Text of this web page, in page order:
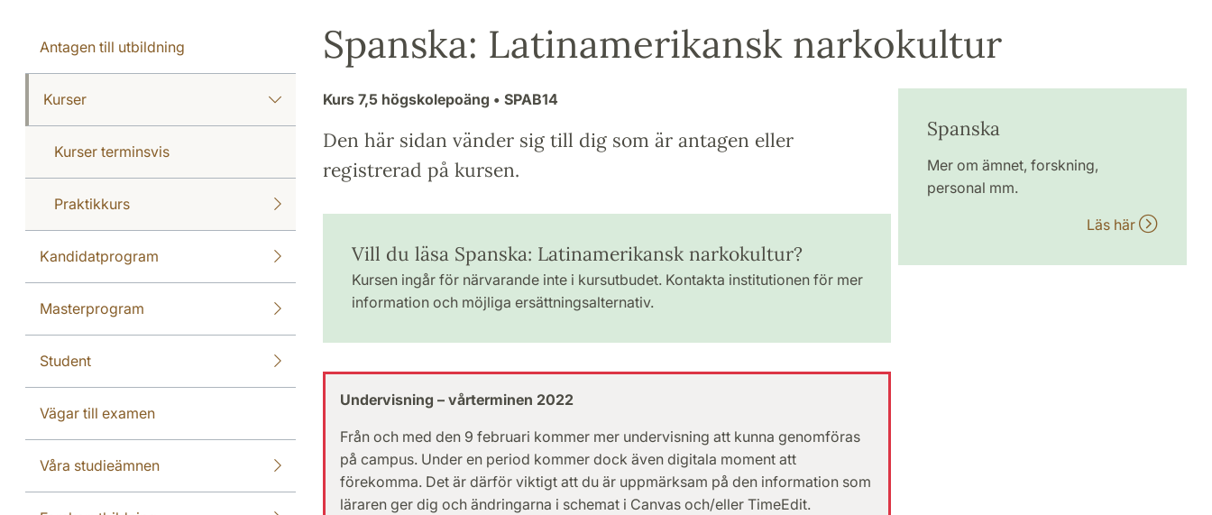
Antagen till utbildning
Kurser
Kurser terminsvis
Praktikkurs
Kandidatprogram
Masterprogram
Student
Vägar till examen
Våra studieämnen
Spanska: Latinamerikansk narkokultur
Kurs 7,5 högskolepoäng • SPAB14
Den här sidan vänder sig till dig som är antagen eller
registrerad på kursen.
Vill du läsa Spanska: Latinamerikansk narkokultur?
Kursen ingår för närvarande inte i kursutbudet. Kontakta institutionen för mer
information och möjliga ersättningsalternativ.
Undervisning – vårterminen 2022
Från och med den 9 februari kommer mer undervisning att kunna genomföras
på campus. Under en period kommer dock även digitala moment att
förekomma. Det är därför viktigt att du är uppmärksam på den information som
läraren ger dig och ändringarna i schemat i Canvas och/eller TimeEdit.
Spanska
Mer om ämnet, forskning,
personal mm.
Läs här